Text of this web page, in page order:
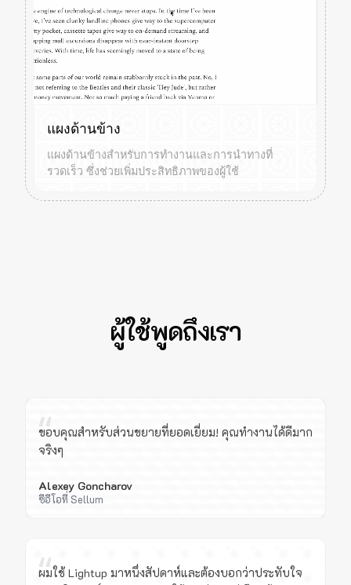
แผงด้านข้าง
แผงด้านข้างสำหรับการทำงานและการนำทางที่
รวดเร็ว ซึ่งช่วยเพิ่มประสิทธิภาพของผู้ใช้
ผู้ใช้พูดถึงเรา
“
ขอบคุณสำหรับส่วนขยายที่ยอดเยี่ยม! คุณทำงานได้ดีมาก
จริงๆ
Alexey Goncharov
ซีอีโอที่ Sellum
“
ผมใช้ Lightup มาหนึ่งสัปดาห์และต้องบอกว่าประทับใจ